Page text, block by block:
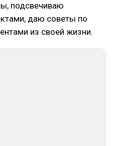
подсвечиваю
даю советы по
из своей жизни.